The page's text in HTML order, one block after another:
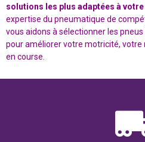
solutions les plus adaptées à
expertise du pneumatique de
vous aidons à sélectionner les
pour améliorer votre motricité,
en course.